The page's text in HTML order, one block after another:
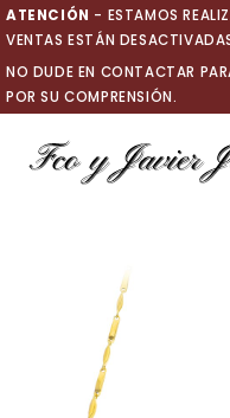
Ir
al
contenido
ATENCIÓN - ESTAMOS
VENTAS ESTÁN
NO DUDE EN CONTACTAR
POR SU COMPRENSIÓN.